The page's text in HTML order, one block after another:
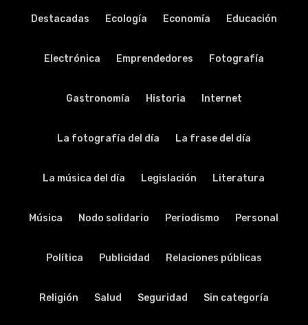
Destacadas Ecología Economía Educación
Electrónica Emprendedores Fotografía
Gastronomía Historia Internet
La fotografía del día La frase del día
La música del día Legislación Literatura
Música Nodo solidario Periodismo Personal
Política Publicidad Relaciones públicas
Religión Salud Seguridad Sin categoría